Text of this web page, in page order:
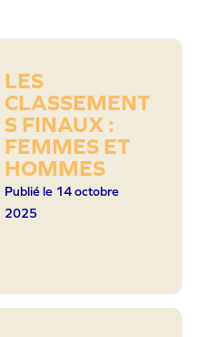
LES
CLASSEMENT
S FINAUX :
FEMMES ET
HOMMES
Publié le 14 octobre
2025